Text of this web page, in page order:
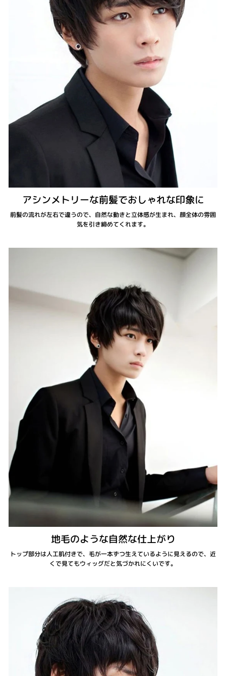
アシンメトリーな前髪でおしゃれな印象に
前髪の流れが左右で違うので、自然な動きと立体感が生まれ、顔全体の雰囲
気を引き締めてくれます。
地毛のような自然な仕上がり
トップ部分は人工肌付きで、毛が一本ずつ生えているように見えるので、近
くで見てもウィッグだと気づかれにくいです。